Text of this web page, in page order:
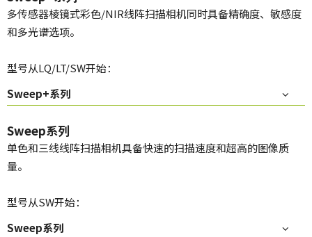
多传感器棱镜式彩色/NIR线阵扫描相机同时具备精确度、敏感度
和多光谱选项。
型号从LQ/LT/SW开始：
Sweep+系列
Sweep系列
单色和三线线阵扫描相机具备快速的扫描速度和超高的图像质
量。
型号从SW开始：
Sweep系列